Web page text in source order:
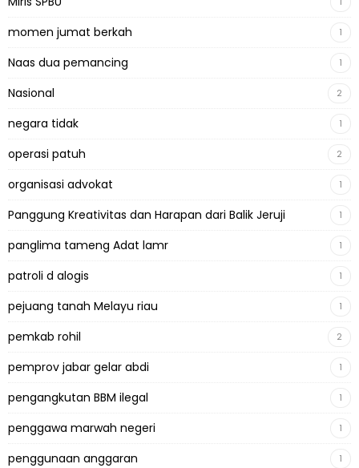
momen jumat berkah 1
Naas dua pemancing 1
Nasional 2
negara tidak 1
operasi patuh 2
organisasi advokat 1
Panggung Kreativitas dan Harapan dari Balik Jeruji 1
panglima tameng Adat lamr 1
patroli d alogis 1
pejuang tanah Melayu riau 1
pemkab rohil 2
pemprov jabar gelar abdi 1
pengangkutan BBM ilegal 1
penggawa marwah negeri 1
penggunaan anggaran 1